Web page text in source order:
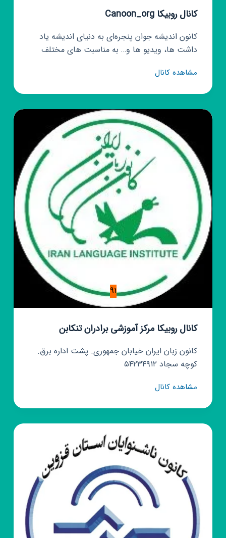
کانال روبیکا Canoon_org
کانون اندیشه جوان پنجره‌ای به دنیای اندیشه یاد
داشت ها، ویدیو ها و… به مناسبت های مختلف
مشاهده کانالکانال
Canoon_org
91
کانال روبیکا مرکز آموزشی برادران تنکابن
کانون زبان ایران خیابان جمهوری. پشت اداره برق.
کوچه سجاد ۵۴۲۳۴۹۱۲
مشاهده کانالکانال
مرکز
آموزشی
تنکابن